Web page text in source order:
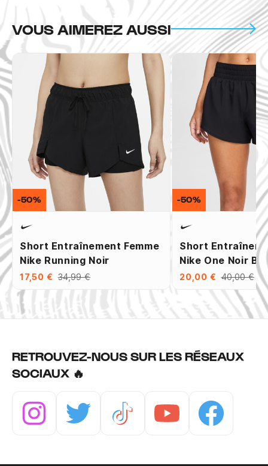
VOUS AIMEREZ AUSSI
Short Entraînement Femme
Nike Running Noir
17,50 € 34,99 €
-50%
Short
Nike One Noir
20,00 € 40,00 €
-50%
RETROUVEZ-NOUS SUR LES RÉSEAUX
SOCIAUX 🔥